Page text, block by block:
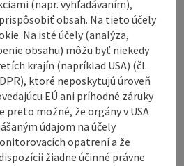
village centre
rooms, 2 triple rooms)
some with cooking facilities
(napr. vyhľadávaním),
obsah. Na tieto účely
Na isté účely (analýza,
obsahu) môžu byť niekedy
krajín (napríklad USA) (čl.
ktoré neposkytujú úroveň
EÚ ani príhodné záruky
preto možné, že orgány v USA
údajom na účely
opatrení a že
žiadne účinné právne